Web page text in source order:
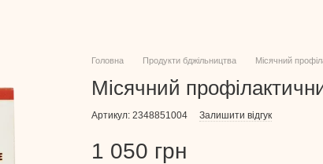
Головна Продукти бджільництва Місячний
Місячний
Артикул: 2348851004 Залишити відгук
1 050 грн